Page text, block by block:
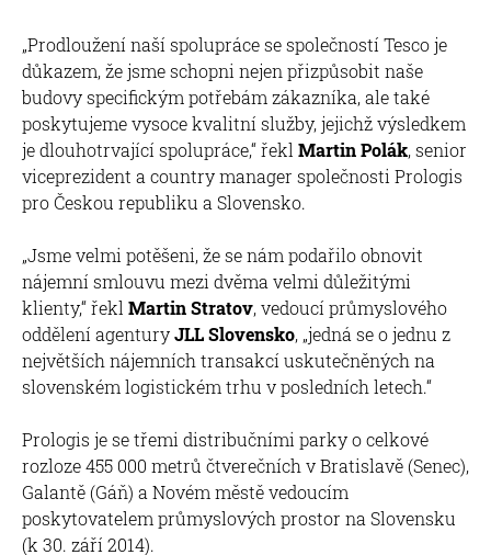
„Prodloužení naší spolupráce se společností Tesco je
důkazem, že jsme schopni nejen přizpůsobit naše
budovy specifickým potřebám zákazníka, ale také
poskytujeme vysoce kvalitní služby, jejichž výsledkem
je dlouhotrvající spolupráce,“ řekl Martin Polák, senior
viceprezident a country manager společnosti Prologis
pro Českou republiku a Slovensko.
„Jsme velmi potěšeni, že se nám podařilo obnovit
nájemní smlouvu mezi dvěma velmi důležitými
klienty,“ řekl Martin Stratov, vedoucí průmyslového
oddělení agenturyJLL Slovensko, „jedná se o jednu z
největších nájemních transakcí uskutečněných na
slovenském logistickém trhu v posledních letech.“
Prologis je se třemi distribučními parky o celkové
rozloze 455 000 metrů čtverečních v Bratislavě (Senec),
Galantě (Gáň) a Novém městě vedoucím
poskytovatelem průmyslových prostor na Slovensku
(k 30. září 2014).